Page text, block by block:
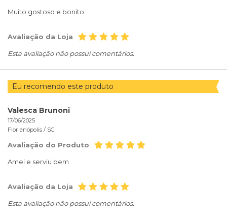
Muito gostoso e bonito
Avaliação da Loja
Esta avaliação não possui comentários.
Eu recomendo este produto
Valesca Brunoni
17/06/2025
Florianópolis / SC
Avaliação do Produto
Amei e serviu bem
Avaliação da Loja
Esta avaliação não possui comentários.